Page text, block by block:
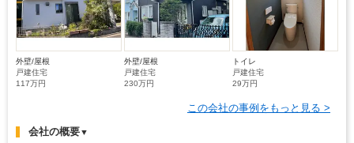
外壁/屋根
戸建住宅
117万円
外壁/屋根
戸建住宅
230万円
トイレ
戸建住宅
29万円
この会社の事例をもっと見る >
会社の概要▼